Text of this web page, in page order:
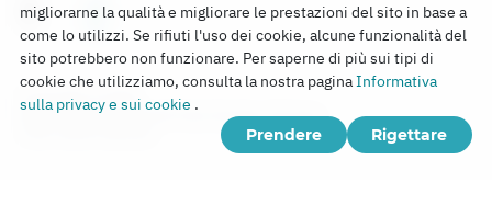
Copyright © 2026
Watch Tower Bible and Tract Society of Korea.
migliorarne la qualità e migliorare le prestazioni del sito in base a
come lo utilizzi. Se rifiuti l'uso dei cookie, alcune funzionalità del
sito potrebbero non funzionare. Per saperne di più sui tipi di
cookie che utilizziamo, consulta la nostra paginaInformativa
sulla privacy e sui cookie .
Prendere
Rigettare